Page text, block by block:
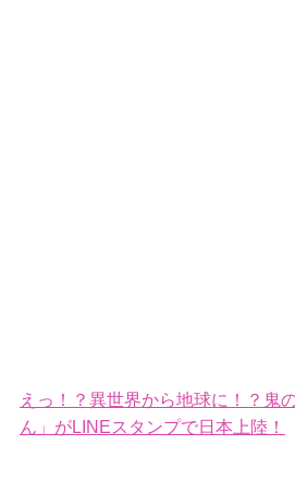
えっ！？異世界から地球に！？鬼
ん」がLINEスタンプで日本上陸！